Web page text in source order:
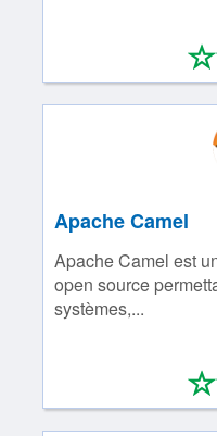
Apache Camel
Apache Camel est
open source
systèmes,...